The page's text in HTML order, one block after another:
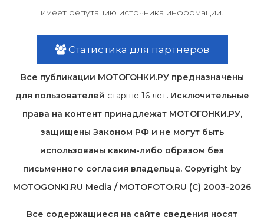
имеет репутацию источника информации.
Статистика для партнеров
Все публикации МОТОГОНКИ.РУ предназначены
для пользователей старше 16 лет. Исключительные
права на контент принадлежат МОТОГОНКИ.РУ,
защищены Законом РФ и не могут быть
использованы каким-либо образом без
письменного согласия владельца. Copyright by
MOTOGONKI.RU Media / MOTOFOTO.RU (C) 2003-2026
Все содержащиеся на cайте сведения носят